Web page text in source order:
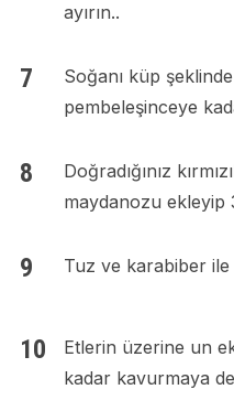
ayırın..
Soğanı küp
pembeleşinceye
Doğradığınız
maydanozu ekleyip
Tuz ve karabiber ile
Etlerin üzerine un
kadar kavurmaya